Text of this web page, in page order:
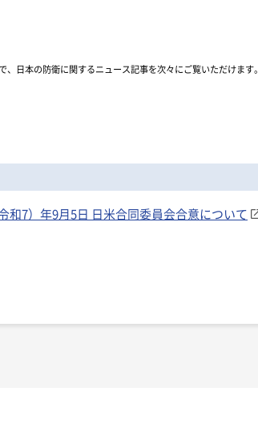
日本の防衛に関するニュース記事を次々にご覧いただけます。
和7）年9月5日 日米合同委員会合意について